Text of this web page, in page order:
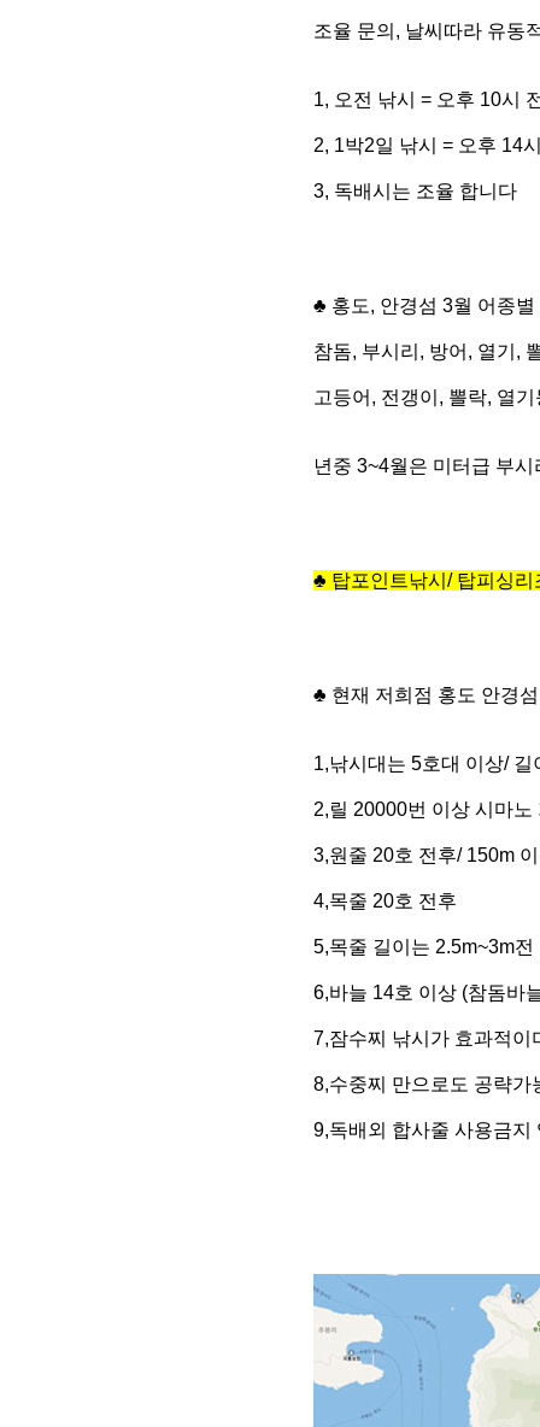
조율 문의, 날씨따라 유동
1, 오전 낚시 = 오후 10시
2, 1박2일 낚시 = 오후 14
3, 독배시는 조율 합니다
♣ 홍도, 안경섬 3월 어종별
참돔, 부시리, 방어, 열기,
고등어, 전갱이, 뽈락, 열
년중 3~4월은 미터급 부
♣ 탑포인트낚시/ 탑피싱
♣ 현재 저희점 홍도 안경
1,낚시대는 5호대 이상/ 길
2,릴 20000번 이상 시마노
3,원줄 20호 전후/ 150m
4,목줄 20호 전후
5,목줄 길이는 2.5m~3m
6,바늘 14호 이상 (참돔바
7,잠수찌 낚시가 효과적이
8,수중찌 만으로도 공략가
9,독배외 합사줄 사용금지